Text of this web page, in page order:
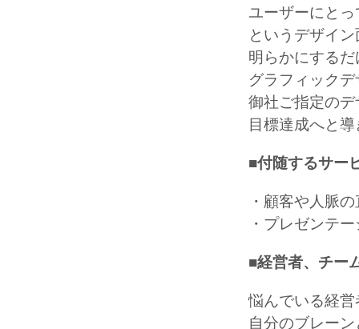
ユーザーにと
というデザイ
明らかにする
グラフィック
御社ご指定の
目標達成へと
■付随するサー
・顧客や人脈
・プレゼンテ
■経営者、チー
悩んでいる経
自分のブレー